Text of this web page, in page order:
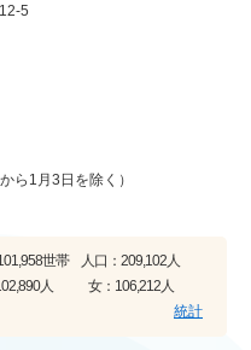
5
ら1月3日を除く）
世帯 人口： 209,102人
人 女： 106,212人
統計